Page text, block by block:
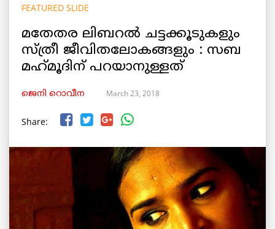
FEATURED SLIDE
മതേതര ലിബറല്‍ ചട്ടക്കൂടുകളും
സ്ത്രീ ജീവിതലോകങ്ങളും : സബ
മഹ്‌മൂദിന്‌ പറയാനുള്ളത്
ജെനി റൊവീന March 23, 2018
Share: